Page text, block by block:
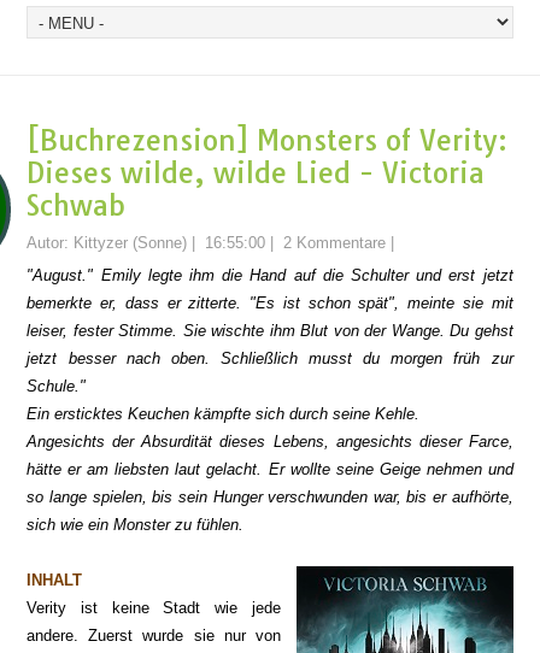
[Buchrezension] Monsters of Verity:
Dieses wilde, wilde Lied - Victoria
Schwab
Autor: Kittyzer (Sonne) 16:55:00 |2 Kommentare
"August." Emily legte ihm die Hand auf die Schulter und erst jetzt
bemerkte er, dass er zitterte. "Es ist schon spät", meinte sie mit
leiser, fester Stimme. Sie wischte ihm Blut von der Wange. Du gehst
jetzt besser nach oben. Schließlich musst du morgen früh zur
Schule."
Ein ersticktes Keuchen kämpfte sich durch seine Kehle.
Angesichts der Absurdität dieses Lebens, angesichts dieser Farce,
hätte er am liebsten laut gelacht. Er wollte seine Geige nehmen und
so lange spielen, bis sein Hunger verschwunden war, bis er aufhörte,
sich wie ein Monster zu fühlen.
INHALT
Verity ist keine Stadt wie jede
andere. Zuerst wurde sie nur von